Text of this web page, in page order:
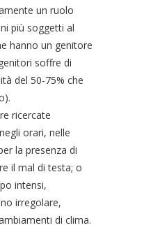
un ruolo
più soggetti al
hanno un genitore
soffre di
del 50-75% che
ricercate
orari, nelle
la presenza di
il mal di testa; o
intensi,
irregolare,
di clima.